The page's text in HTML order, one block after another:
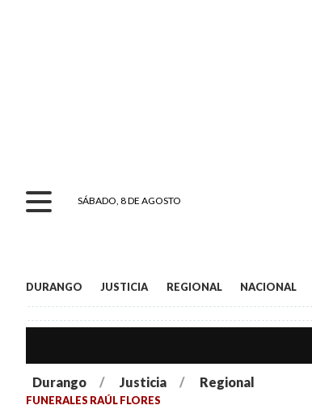
SÁBADO, 8 DE AGOSTO
DURANGO JUSTICIA REGIONAL NACIONAL
Durango Justicia Regional
FUNERALES RAÚL FLORES